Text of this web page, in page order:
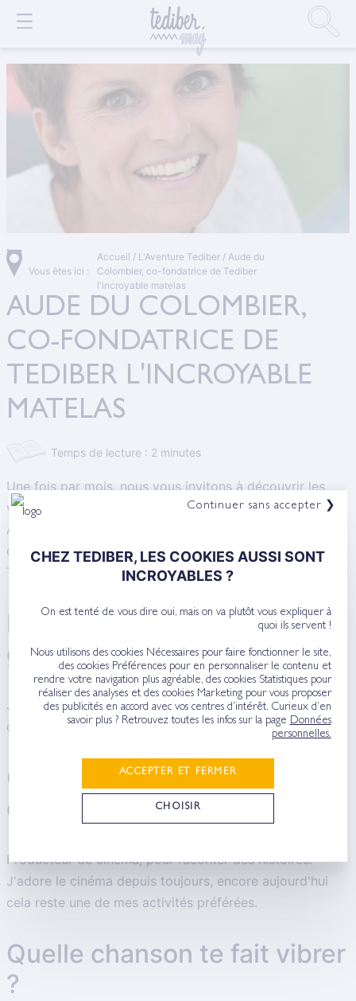
Continuer sans accepter ❯
CHEZ TEDIBER, LES COOKIES AUSSI SONT
INCROYABLES ?
On est tenté de vous dire oui, mais on va plutôt vous expliquer à
quoi ils servent !
Nous utilisons des cookies Nécessaires pour faire fonctionner le site,
des cookies Préférences pour en personnaliser le contenu et
rendre votre navigation plus agréable, des cookies Statistiques pour
réaliser des analyses et des cookies Marketing pour vous proposer
des publicités en accord avec vos centres d’intérêt. Curieux d’en
savoir plus ? Retrouvez toutes les infos sur la page Données
personnelles.
CHOISIR
ACCEPTER ET FERMER
Vous êtes ici :
Accueil / L'Aventure Tediber / Aude du
Colombier, co-fondatrice de Tediber
l'incroyable matelas
AUDE DU COLOMBIER,
CO-FONDATRICE DE
TEDIBER L'INCROYABLE
MATELAS
Temps de lecture : 2 minutes
Une fois par mois, nous vous invitons à découvrir les
visages de l'
. Aujourd'hui, rencontre avec
Aude du Colombier, co-fondatrice et grande patronne
de la communication et de l'expérience client de
Tediber.
D'ou viens-tu, où as-tu
grandi ?
Je suis​ née à Lyon et j'ai grandi dans plusieurs villes
dont Nancy, Aix en Provence et Versailles.
Quel métier voulais-tu faire
quand tu étais petite ?
Producteur de cinéma​, pour raconter des histoires.
J'adore le cinéma depuis toujours, encore aujourd'hui
cela reste une de mes activités préférées.​
Quelle chanson te fait vibrer
?